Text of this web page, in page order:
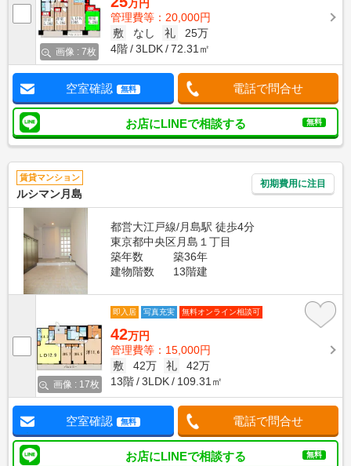
画像 : 7枚
万円
管理費等：20,000円
敷
なし 礼
25万
4階
3LDK 72.31㎡
空室確認 無料 電話で問合せ
お店にLINEで相談する 無料
賃貸マンション
ルシマン月島
初期費用に注目
都営大江戸線/月島駅 徒歩4分
東京都中央区月島１丁目
築年数
築36年
建物階数
13階建
画像 : 17枚
即入居 写真充実 無料オンライン相談可
42万円
管理費等：15,000円
敷
42万 礼
42万
13階
3LDK 109.31㎡
空室確認 無料 電話で問合せ
お店にLINEで相談する 無料